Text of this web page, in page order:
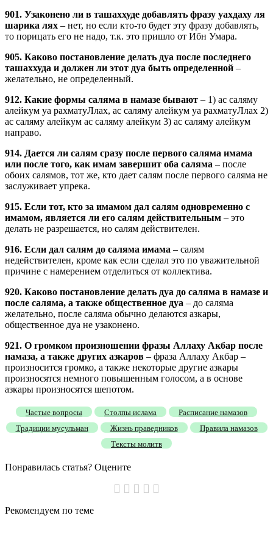
901. Узаконено ли в ташаххуде добавлять фразу уахдаху ля
шарика лях – нет, но если кто-то будет эту фразу добавлять,
то порицать его не надо, т.к. это пришло от Ибн Умара.
905. Каково постановление делать дуа после последнего
ташаххуда и должен ли этот дуа быть определенной –
желательно, не определенный.
912. Какие формы саляма в намазе бывают – 1) ас саляму
алейкум уа рахматуЛлах, ас саляму алейкум уа рахматуЛлах 2)
ас саляму алейкум ас саляму алейкум 3) ас саляму алейкум
направо.
914. Дается ли салям сразу после первого саляма имама
или после того, как имам завершит оба саляма – после
обоих салямов, тот же, кто дает салям после первого саляма не
заслуживает упрека.
915. Если тот, кто за имамом дал салям одновременно с
имамом, является ли его салям действительным – это
делать не разрешается, но салям действителен.
916. Если дал салям до саляма имама – салям
недействителен, кроме как если сделал это по уважительной
причине с намерением отделиться от коллектива.
920. Каково постановление делать дуа до саляма в намазе и
после саляма, а также общественное дуа – до саляма
желательно, после саляма обычно делаются азкары,
общественное дуа не узаконено.
921. О громком произношении фразы Аллаху Акбар после
намаза, а также других азкаров – фраза Аллаху Акбар –
произносится громко, а также некоторые другие азкары
произносятся немного повышенным голосом, а в основе
азкары произносятся шепотом.
Частые вопросы Столпы ислама
Расписание намазов
Традиции мусульман
Жизнь праведников
Правила намазов
Тексты молитв
Понравилась статья? Оцените
Рекомендуем по теме